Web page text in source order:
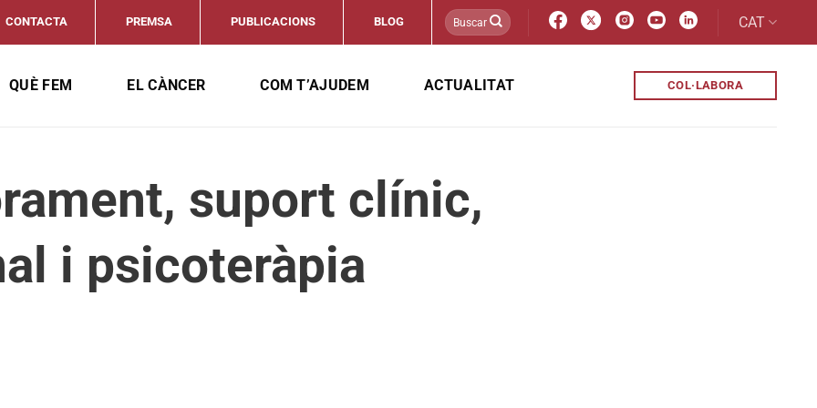
CONTACTA PREMSA PUBLICACIONS BLOG CAT
QUÈ FEM EL CÀNCER COM T’AJUDEM ACTUALITAT COL·LABORA
suport clínic,
i psicoteràpia